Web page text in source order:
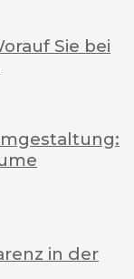
Sie bei
in der